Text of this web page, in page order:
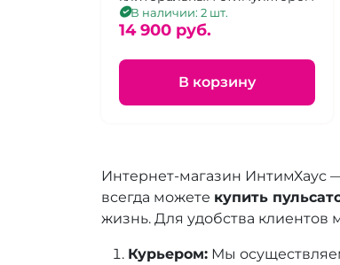
"CalExotics" Monterey
magic
В наличии: 2 шт.
14 900 pуб.
В корзину
Интернет-магазин
всегда можете купить
жизнь. Для удобства клиентов
Курьером: Мы